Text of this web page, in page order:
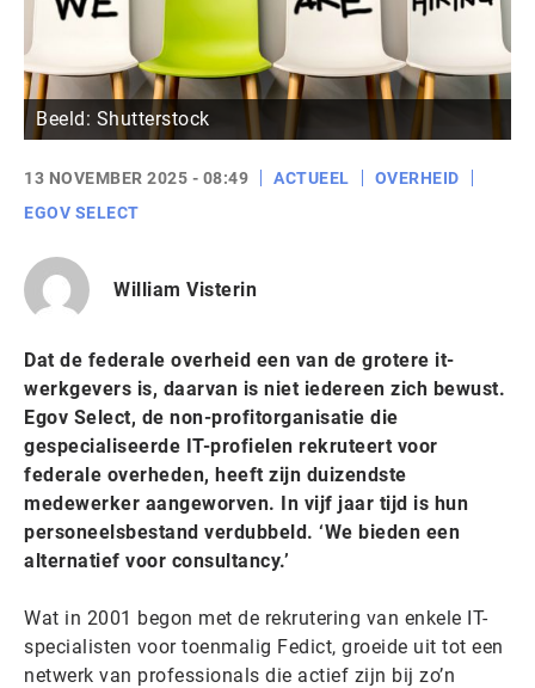
Beeld: Shutterstock
13 NOVEMBER 2025 - 08:49 ACTUEEL
OVERHEID
EGOV SELECT
William Visterin
Dat de federale overheid een van de grotere it-
werkgevers is, daarvan is niet iedereen zich bewust.
Egov Select, de non-profitorganisatie die
gespecialiseerde IT-profielen rekruteert voor
federale overheden, heeft zijn duizendste
medewerker aangeworven. In vijf jaar tijd is hun
personeelsbestand verdubbeld. ‘We bieden een
alternatief voor consultancy.’
Wat in 2001 begon met de rekrutering van enkele IT-
specialisten voor toenmalig Fedict, groeide uit tot een
netwerk van professionals die actief zijn bij zo’n